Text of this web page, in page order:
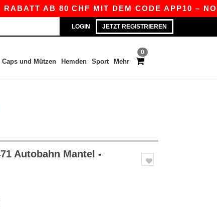
AB 80 CHF MIT DEM CODE APP10 – NOCH
LOGIN JETZT REGISTRIEREN
0
Caps und Mützen Hemden Sport Mehr
Autobahn Mantel -